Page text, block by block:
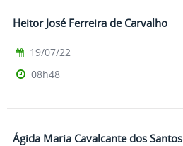
Heitor José Ferreira de Carvalho
19/07/22
08h48
Ágida Maria Cavalcante dos Santos